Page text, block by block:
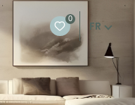
0
FR